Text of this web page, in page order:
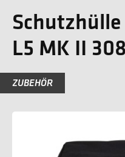
Schutzhülle
L5 MK II
ZUBEHÖR